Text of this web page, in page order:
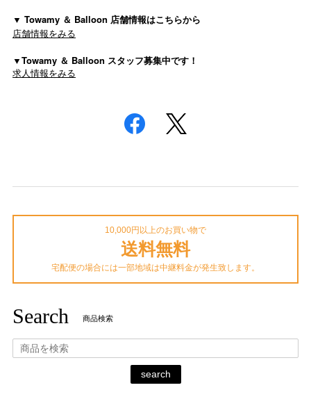
▼ Towamy ＆ Balloon 店舗情報はこちらから
店舗情報をみる
▼Towamy ＆ Balloon スタッフ募集中です！
求人情報をみる
10,000円以上のお買い物で
送料無料
宅配便の場合には一部地域は中継料金が発生致します。
Search 商品検索
search